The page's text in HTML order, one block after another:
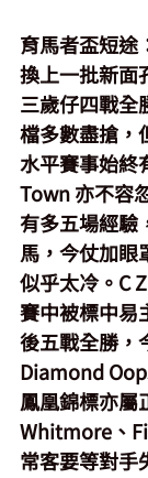
育馬者盃短途
換上一批新面
三歲仔四戰全
檔多數盡搶，
水平賽事始終
Town 亦不容
有多五場經驗
馬，今仗加眼
似乎太冷。C
賽中被標中易
後五戰全勝，
Diamond
鳳凰錦標亦屬
Whitmore、
常客要等對手